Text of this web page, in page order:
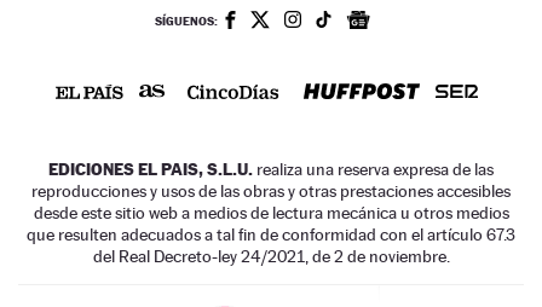
SÍGUENOS:
EDICIONES EL PAIS, S.L.U. realiza una reserva expresa de las
reproducciones y usos de las obras y otras prestaciones accesibles
desde este sitio web a medios de lectura mecánica u otros medios
que resulten adecuados a tal fin de conformidad con el artículo 67.3
del Real Decreto-ley 24/2021, de 2 de noviembre.